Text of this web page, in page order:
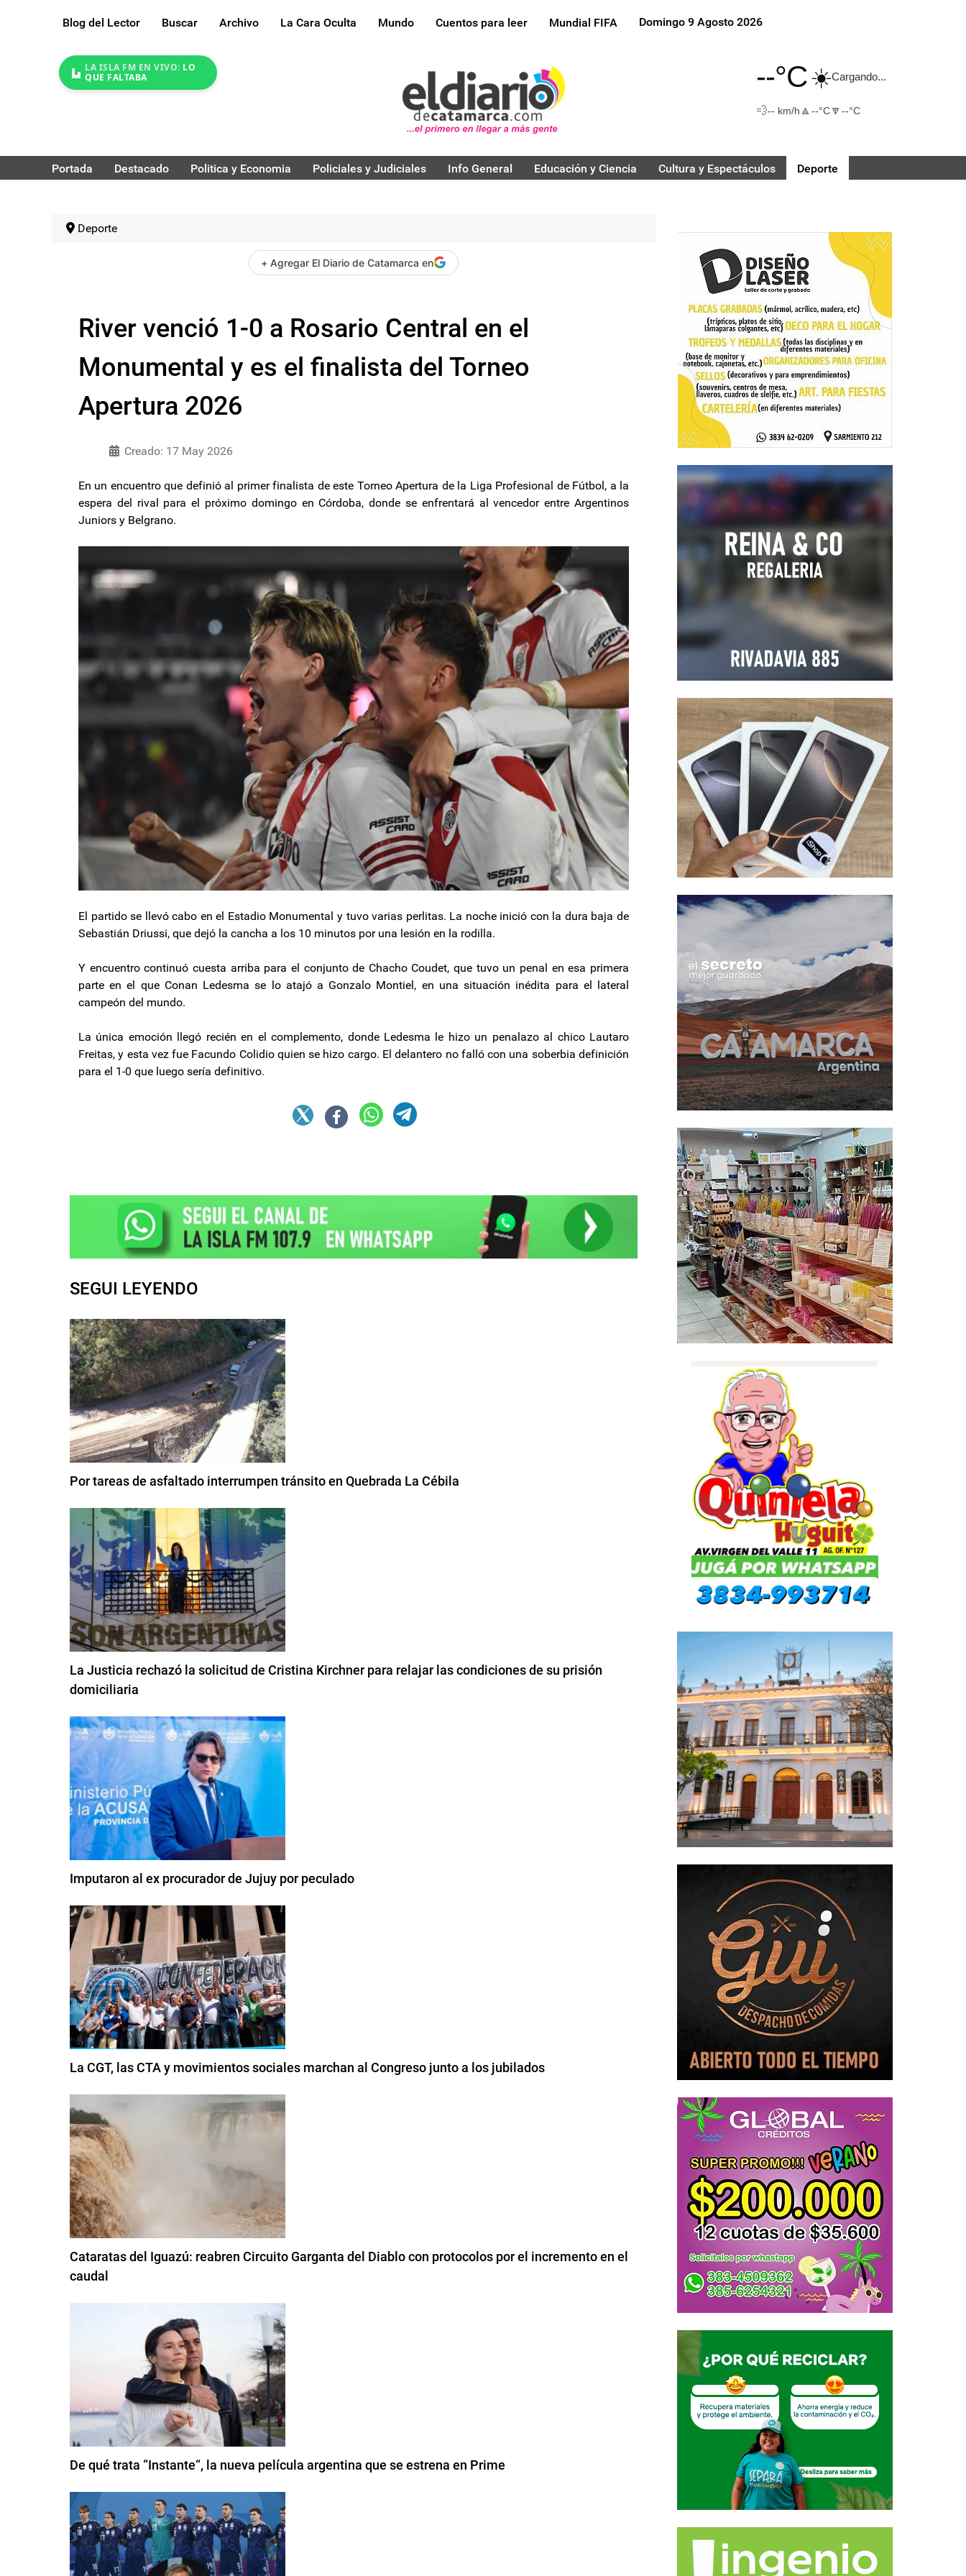
Blog del Lector Buscar Archivo La Cara Oculta Mundo Cuentos para leer Mundial FIFA Domingo 9 Agosto 2026
LA ISLA FM EN VIVO: LO
QUE FALTABA
--°C☀️Cargando...
💨-- km/h 🔼 --°C🔽 --°C
Portada Destacado Politica y Economia Policiales y Judiciales Info General Educación y Ciencia Cultura y Espectáculos Deporte
Deporte
+ Agregar El Diario de Catamarca en
River venció 1-0 a Rosario Central en el
Monumental y es el finalista del Torneo
Apertura 2026
Creado: 17 May 2026
En un encuentro que definió al primer finalista de este Torneo Apertura de la Liga Profesional de Fútbol, a la
espera del rival para el próximo domingo en Córdoba, donde se enfrentará al vencedor entre Argentinos
Juniors y Belgrano.
El partido se llevó cabo en el Estadio Monumental y tuvo varias perlitas. La noche inició con la dura baja de
Sebastián Driussi, que dejó la cancha a los 10 minutos por una lesión en la rodilla.
Y encuentro continuó cuesta arriba para el conjunto de Chacho Coudet, que tuvo un penal en esa primera
parte en el que Conan Ledesma se lo atajó a Gonzalo Montiel, en una situación inédita para el lateral
campeón del mundo.
La única emoción llegó recién en el complemento, donde Ledesma le hizo un penalazo al chico Lautaro
Freitas, y esta vez fue Facundo Colidio quien se hizo cargo. El delantero no falló con una soberbia definición
para el 1-0 que luego sería definitivo.
SEGUI LEYENDO
Por tareas de asfaltado interrumpen tránsito en Quebrada La Cébila
La Justicia rechazó la solicitud de Cristina Kirchner para relajar las condiciones de su prisión
domiciliaria
Imputaron al ex procurador de Jujuy por peculado
La CGT, las CTA y movimientos sociales marchan al Congreso junto a los jubilados
Cataratas del Iguazú: reabren Circuito Garganta del Diablo con protocolos por el incremento en el
caudal
De qué trata “Instante“, la nueva película argentina que se estrena en Prime